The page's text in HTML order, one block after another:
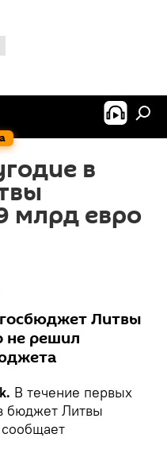
в
млрд евро
Литвы
не решил
В течение первых
бюджет Литвы